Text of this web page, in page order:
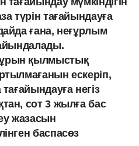
түрін тағайындауға
ғана, неғұрлым
қылмыстық
ескеріп,
негіз
сот 3 жылға бас
жазасын
баспасөз